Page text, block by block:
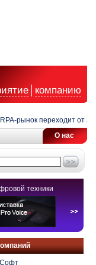
компанию
рынок переходит от
О нас
техники